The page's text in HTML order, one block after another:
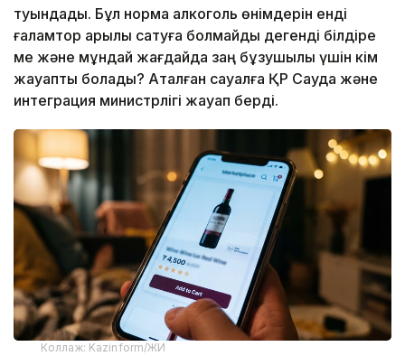
туындады. Бұл норма алкоголь өнімдерін енді
ғаламтор арқылы сатуға болмайды дегенді білдіре
ме және мұндай жағдайда заң бұзушылық үшін кім
жауапты болады? Аталған сауалға ҚР Сауда және
интеграция министрлігі жауап берді.
Коллаж: Kazinform/ЖИ